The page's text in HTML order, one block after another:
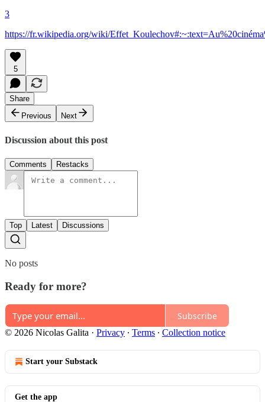
3
https://fr.wikipedia.org/wiki/
5
Share
Previous
Next
Discussion about this post
Comments Restacks
Top Latest Discussions
No posts
Ready for more?
Subscribe
© 2026 Nicolas Galita · Privacy ∙ Terms ∙ Collection notice
Start your Substack
Get the app